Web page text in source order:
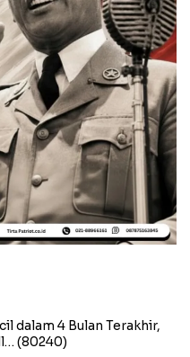
dalam 4 Bulan Terakhir,
(80240)